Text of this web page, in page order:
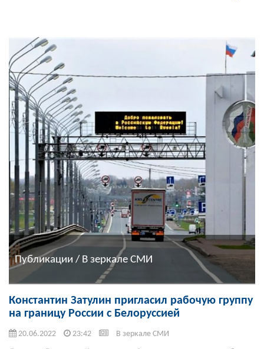
Публикации / В зеркале СМИ
Константин Затулин пригласил рабочую группу
на границу России с Белоруссией
20.06.2022 23:42 В зеркале СМИ